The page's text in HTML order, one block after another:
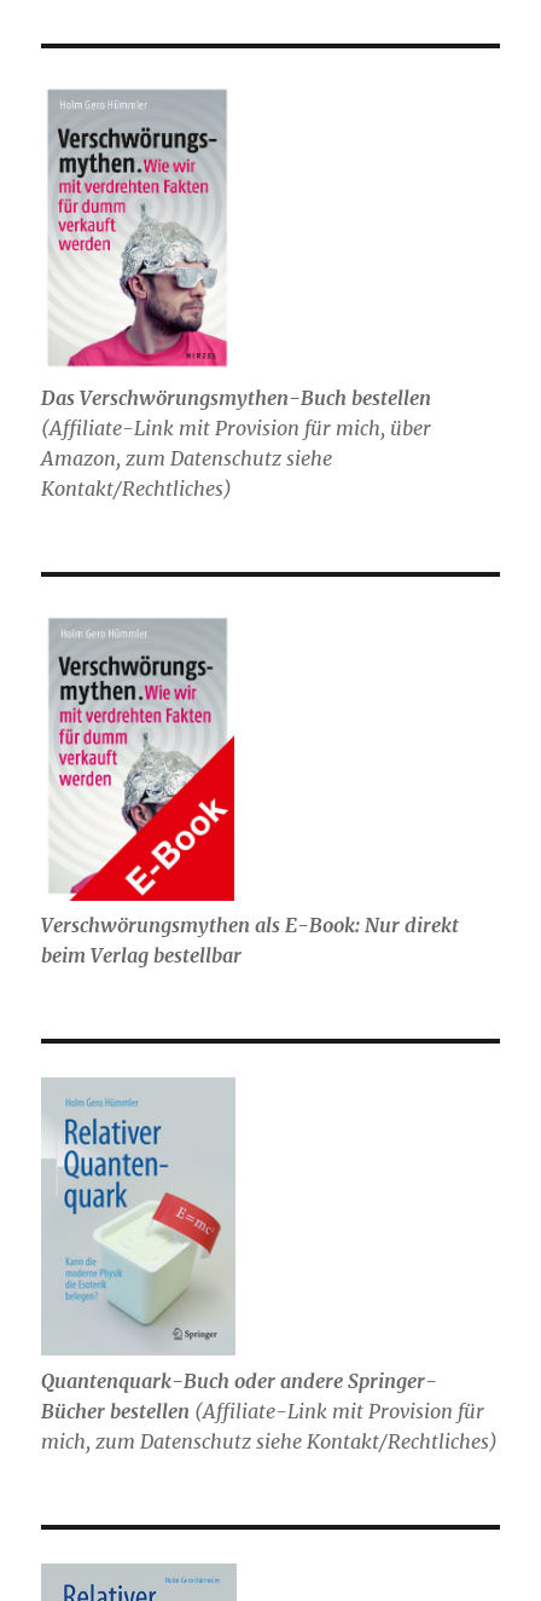
Das Verschwörungsmythen-Buch bestellen
(Affiliate-Link mit Provision für mich, über
Amazon, zum Datenschutz siehe
Kontakt/Rechtliches)
Verschwörungsmythen als E-Book: Nur direkt
beim Verlag bestellbar
Quantenquark-Buch oder andere Springer-
Bücher bestellen (Affiliate-Link mit Provision für
mich, zum Datenschutz siehe Kontakt/Rechtliches)